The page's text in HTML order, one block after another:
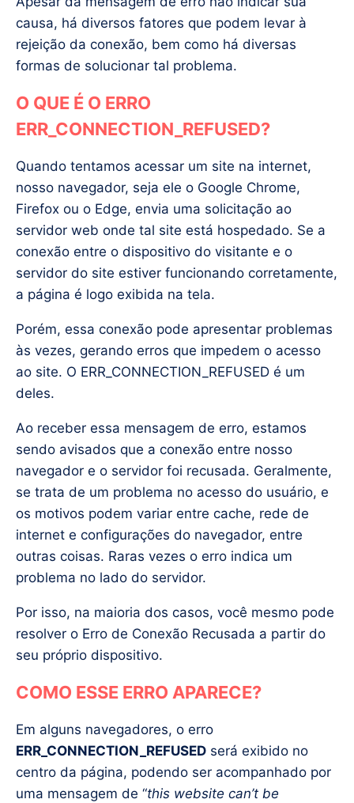
causa, há diversos fatores que podem levar à
rejeição da conexão, bem como há diversas
formas de solucionar tal problema.
O QUE É O ERRO
ERR_CONNECTION_REFUSED?
Quando tentamos acessar um site na internet,
nosso navegador, seja ele o Google Chrome,
Firefox ou o Edge, envia uma solicitação ao
servidor web onde tal site está hospedado. Se a
conexão entre o dispositivo do visitante e o
servidor do site estiver funcionando corretamente,
a página é logo exibida na tela.
Porém, essa conexão pode apresentar problemas
às vezes, gerando erros que impedem o acesso
ao site. O ERR_CONNECTION_REFUSED é um
deles.
Ao receber essa mensagem de erro, estamos
sendo avisados que a conexão entre nosso
navegador e o servidor foi recusada. Geralmente,
se trata de um problema no acesso do usuário, e
os motivos podem variar entre cache, rede de
internet e configurações do navegador, entre
outras coisas. Raras vezes o erro indica um
problema no lado do servidor.
Por isso, na maioria dos casos, você mesmo pode
resolver o Erro de Conexão Recusada a partir do
seu próprio dispositivo.
COMO ESSE ERRO APARECE?
Em alguns navegadores, o erro
ERR_CONNECTION_REFUSED será exibido no
centro da página, podendo ser acompanhado por
uma mensagem de “this website can’t be